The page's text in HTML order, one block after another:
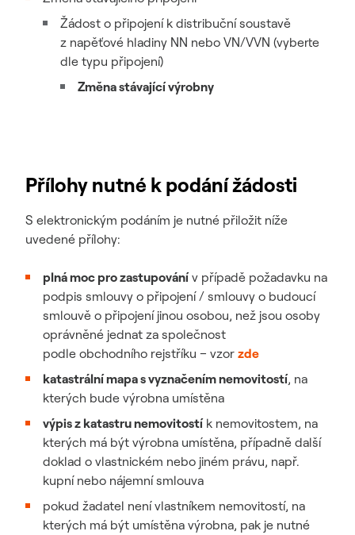
Žádost o připojení k distribuční soustavě
z napěťové hladiny NN nebo VN/VVN (vyberte
dle typu připojení)
Změna stávající výrobny
Přílohy nutné k podání žádosti
S elektronickým podáním je nutné přiložit níže
uvedené přílohy:
plná moc pro zastupovánív případě požadavku na
podpis smlouvy o připojení / smlouvy o budoucí
smlouvě o připojení jinou osobou, než jsou osoby
oprávněné jednat za společnost
podle obchodního rejstříku – vzor zde
katastrální mapa s vyznačením nemovitostí, na
kterých bude výrobna umístěna
výpis z katastru nemovitostík nemovitostem, na
kterých má být výrobna umístěna, případně další
doklad o vlastnickém nebo jiném právu, např.
kupní nebo nájemní smlouva
pokud žadatel není vlastníkem nemovitostí, na
kterých má být umístěna výrobna, pak je nutné